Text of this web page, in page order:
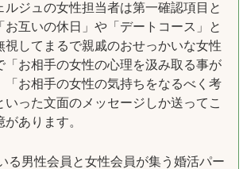
ルジュの女性担当者は第一確認項目と
お互いの休日」や「デートコース」と
視してまるで親戚のおせっかいな女性
「お相手の女性の心理を汲み取る事が
「お相手の女性の気持ちをなるべく考
いった文面のメッセージしか送ってこ
あります。
る男性会員と女性会員が集う婚活パー